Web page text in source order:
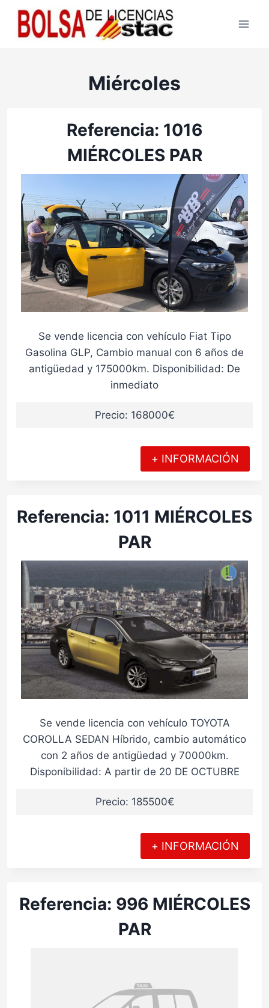
Saltar
contenido
Miércoles
Referencia: 1016
MIÉRCOLES PAR
Se vende licencia con vehículo Fiat Tipo
Gasolina GLP, Cambio manual con 6 años de
antigüedad y 175000km. Disponibilidad: De
inmediato
Precio: 168000€
+ INFORMACIÓN
Referencia: 1011 MIÉRCOLES
PAR
Se vende licencia con vehículo TOYOTA
COROLLA SEDAN Híbrido, cambio automático
con 2 años de antigüedad y 70000km.
Disponibilidad: A partir de 20 DE OCTUBRE
Precio: 185500€
+ INFORMACIÓN
Referencia: 996 MIÉRCOLES
PAR